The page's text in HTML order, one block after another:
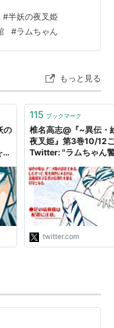
て。 というのも、展
体も賛否両論だった
白くないとか以前
いましたわ。どうし
をOKしち…
#半妖の夜叉姫
#ラムちゃん
もっと見る
の
115 ブックマーク
椎名高志@『~異伝・
夜叉姫』第3巻10/12
Twitter: "ラムちゃん
twitter.com